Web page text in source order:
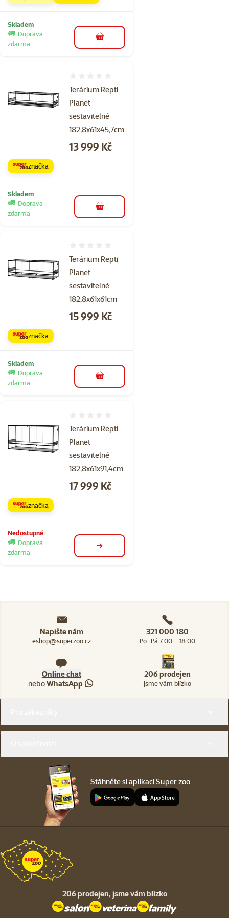
Skladem
Doprava
zdarma
do košíku
Terárium Repti
Planet
sestavitelné
182,8x61x45,7cm
Cena
13 999 Kč
značka
Skladem
Doprava
zdarma
do košíku
Terárium Repti
Planet
sestavitelné
182,8x61x61cm
Cena
15 999 Kč
značka
Skladem
Doprava
zdarma
do košíku
Terárium Repti
Planet
sestavitelné
182,8x61x91,4cm
Cena
17 999 Kč
značka
Nedostupné
Doprava
zdarma
detail
Napište nám
eshop@superzoo.cz
321 000 180
Po–Pá 7:00 – 18:00
Online chat
neboWhatsApp
206 prodejen
jsme vám blízko
Stáhněte si aplikaci Super zoo
206 prodejen, jsme vám blízko